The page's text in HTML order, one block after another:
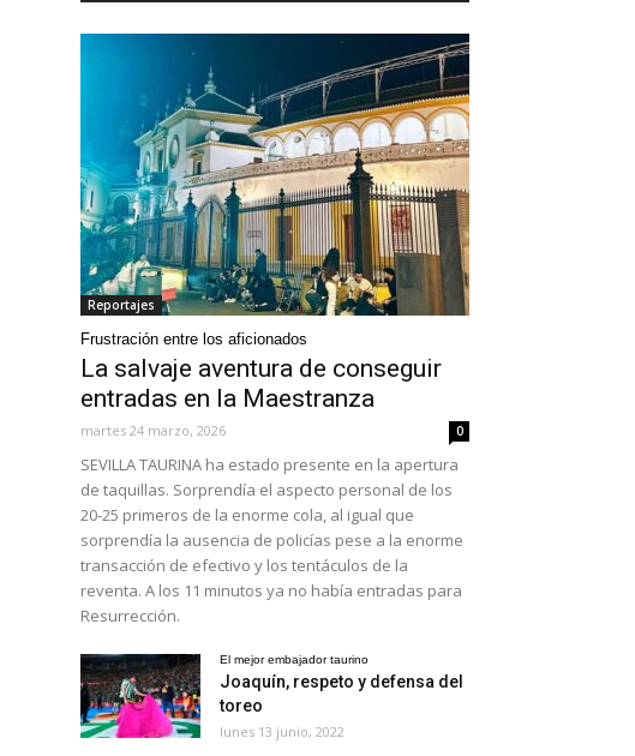
Reportajes
Frustración entre los aficionados
La salvaje aventura de conseguir
entradas en la Maestranza
martes 24 marzo, 2026 0
SEVILLA TAURINA ha estado presente en la apertura
de taquillas. Sorprendía el aspecto personal de los
20-25 primeros de la enorme cola, al igual que
sorprendía la ausencia de policías pese a la enorme
transacción de efectivo y los tentáculos de la
reventa. A los 11 minutos ya no había entradas para
Resurrección.
El mejor embajador taurino
Joaquín, respeto y defensa del
toreo
lunes 13 junio, 2022